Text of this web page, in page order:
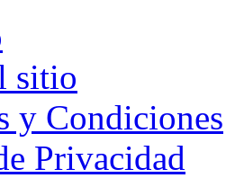
sitio
y Condiciones
Privacidad